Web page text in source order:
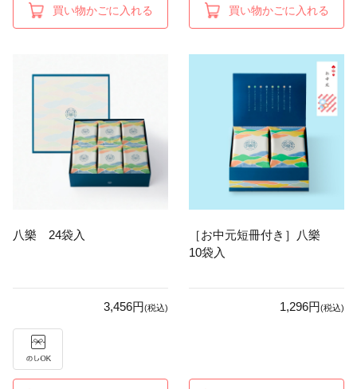
買い物かごに入れる 買い物かごに入れる
八樂 24袋入
3,456円(税込)
［お中元短冊付き］八樂
10袋入
1,296円(税込)